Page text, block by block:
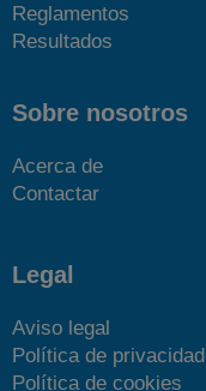
Reglamentos
Resultados
Sobre nosotros
Acerca de
Contactar
Legal
Aviso legal
Política de privacidad
Política de cookies